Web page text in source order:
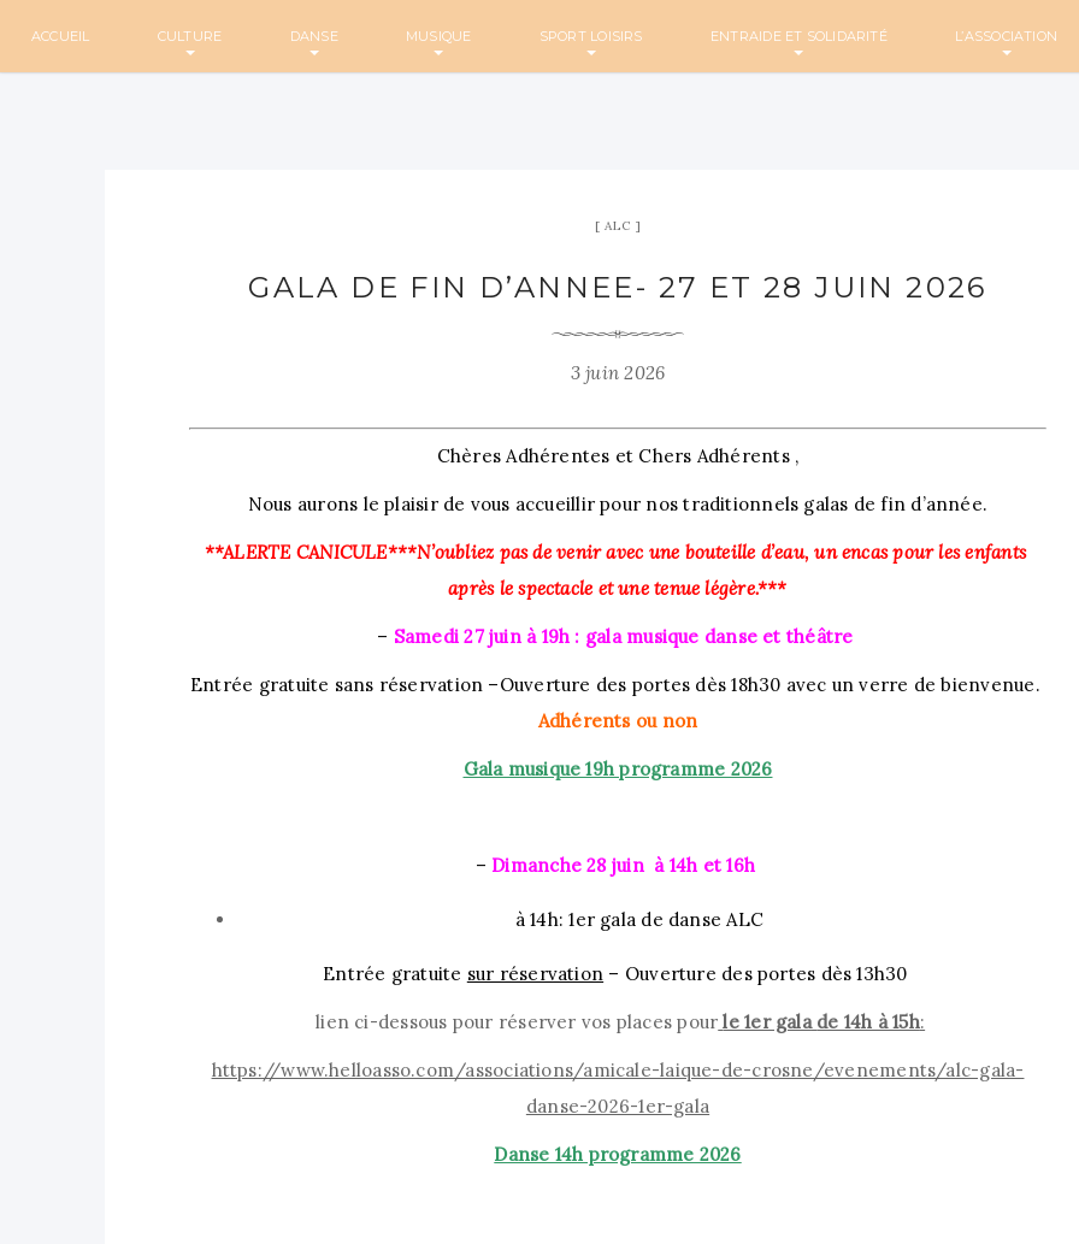
ACCUEIL CULTURE DANSE MUSIQUE SPORT LOISIRS ENTRAIDE ET SOLIDARITÉ L’ASSOCIATION
ALC
GALA DE FIN D’ANNEE- 27 ET 28 JUIN 2026
3 juin 2026
Chères Adhérentes et Chers Adhérents ,
Nous aurons le plaisir de vous accueillir pour nos traditionnels galas de fin d’année.
**ALERTE CANICULE***N’oubliez pas de venir avec une bouteille d’eau, un encas pour les enfants
après le spectacle et une tenue légère.***
– Samedi 27 juin à 19h : galamusique danse et théâtre
Entrée gratuite sans réservation –Ouverture des portes dès 18h30 avec un verre de bienvenue.
Adhérents ou non
Gala musique 19h programme 2026
– Dimanche 28 juin à 14h et 16h
à 14h: 1er gala de danse ALC
Entrée gratuite sur réservation – Ouverture des portes dès 13h30
lien ci-dessous pour réserver vos places pour le 1er gala de 14h à 15h:
https://www.helloasso.com/associations/amicale-laique-de-crosne/evenements/alc-gala-
danse-2026-1er-gala
Danse 14h programme 2026